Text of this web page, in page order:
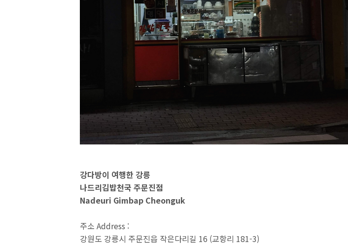
강다방이 여행한 강릉
나드리김밥천국 주문진점
Nadeuri Gimbap Cheonguk
주소 Address :
강원도 강릉시 주문진읍 작은다리길 16 (교항리 181-3)